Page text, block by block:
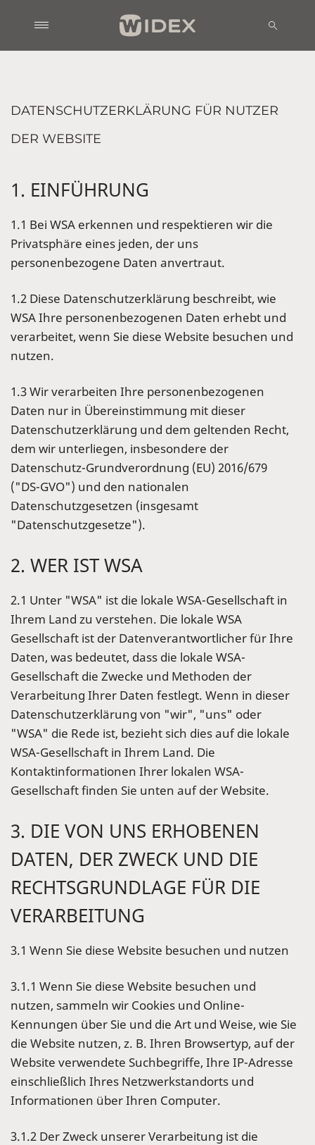
DATENSCHUTZERKLÄRUNG FÜR NUTZER
DER WEBSITE
1. EINFÜHRUNG
1.1 Bei WSA erkennen und respektieren wir die
Privatsphäre eines jeden, der uns
personenbezogene Daten anvertraut.
1.2 Diese Datenschutzerklärung beschreibt, wie
WSA Ihre personenbezogenen Daten erhebt und
verarbeitet, wenn Sie diese Website besuchen und
nutzen.
1.3 Wir verarbeiten Ihre personenbezogenen
Daten nur in Übereinstimmung mit dieser
Datenschutzerklärung und dem geltenden Recht,
dem wir unterliegen, insbesondere der
Datenschutz-Grundverordnung (EU) 2016/679
("DS-GVO") und den nationalen
Datenschutzgesetzen (insgesamt
"Datenschutzgesetze").
2. WER IST WSA
2.1 Unter "WSA" ist die lokale WSA-Gesellschaft in
Ihrem Land zu verstehen. Die lokale WSA
Gesellschaft ist der Datenverantwortlicher für Ihre
Daten, was bedeutet, dass die lokale WSA-
Gesellschaft die Zwecke und Methoden der
Verarbeitung Ihrer Daten festlegt. Wenn in dieser
Datenschutzerklärung von "wir", "uns" oder
"WSA" die Rede ist, bezieht sich dies auf die lokale
WSA-Gesellschaft in Ihrem Land. Die
Kontaktinformationen Ihrer lokalen WSA-
Gesellschaft finden Sie unten auf der Website.
3. DIE VON UNS ERHOBENEN
DATEN, DER ZWECK UND DIE
RECHTSGRUNDLAGE FÜR DIE
VERARBEITUNG
3.1 Wenn Sie diese Website besuchen und nutzen
3.1.1 Wenn Sie diese Website besuchen und
nutzen, sammeln wir Cookies und Online-
Kennungen über Sie und die Art und Weise, wie Sie
die Website nutzen, z. B. Ihren Browsertyp, auf der
Website verwendete Suchbegriffe, Ihre IP-Adresse
einschließlich Ihres Netzwerkstandorts und
Informationen über Ihren Computer.
3.1.2 Der Zweck unserer Verarbeitung ist die